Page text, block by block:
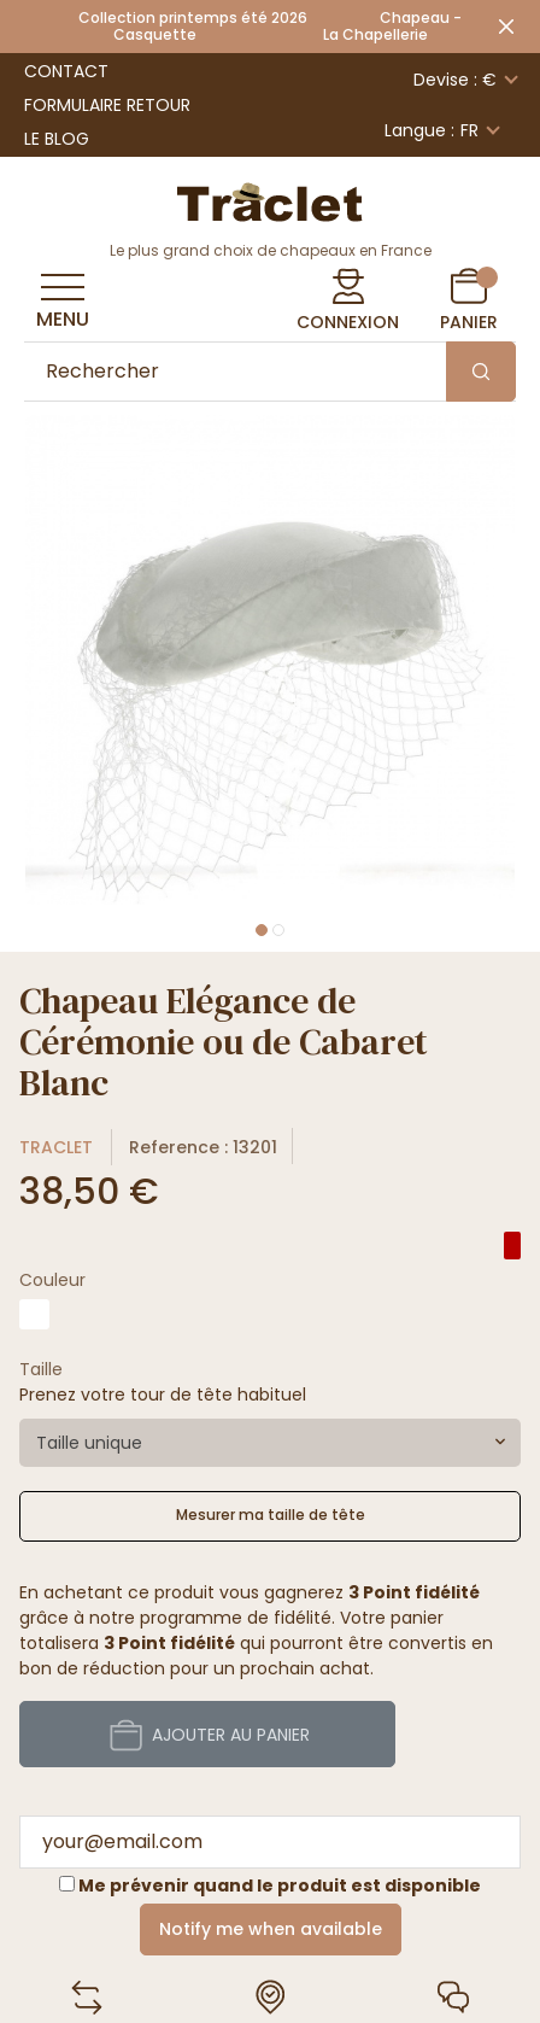
Collection printemps été 2026 Chapeau -
Casquette La Chapellerie
CONTACT
FORMULAIRE RETOUR
LE BLOG
Devise : €
Langue : FR
Le plus grand choix de chapeaux en France
CONNEXION PANIER
MENU
Chapeau Elégance de
Cérémonie ou de Cabaret
Blanc
TRACLET Reference : 13201
38,50 €
Couleur
Taille
Prenez votre tour de tête habituel
Taille unique
Mesurer ma taille de tête
En achetant ce produit vous gagnerez 3 Point fidélité
grâce à notre programme de fidélité. Votre panier
totalisera 3 Point fidélité qui pourront être convertis en
bon de réduction pour un prochain achat.
AJOUTER AU PANIER
Me prévenir quand le produit est disponible
Notify me when available